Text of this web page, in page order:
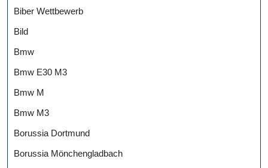
Biber Wettbewerb
Bild
Bmw
Bmw E30 M3
Bmw M
Bmw M3
Borussia Dortmund
Borussia Mönchengladbach